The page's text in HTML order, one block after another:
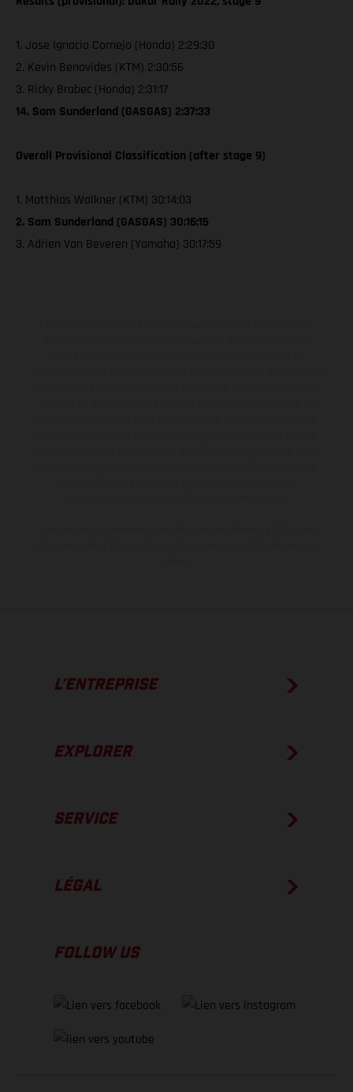
1. Jose Ignacio Cornejo (Honda) 2:29:30
2. Kevin Benavides (KTM) 2:30:56
3. Ricky Brabec (Honda) 2:31:17
14. Sam Sunderland (GASGAS) 2:37:33
Overall Provisional Classification (after stage 9)
1. Matthias Walkner (KTM) 30:14:03
2. Sam Sunderland (GASGAS) 30:16:15
3. Adrien Van Beveren (Yamaha) 30:17:59
L’ENTREPRISE
EXPLORER
SERVICE
LÉGAL
FOLLOW US